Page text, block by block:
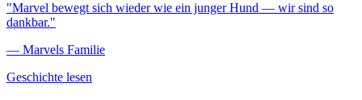
"Marvel bewegt sich wieder wie ein junger Hund — wir sind so
dankbar."
— Marvels Familie
Geschichte lesen